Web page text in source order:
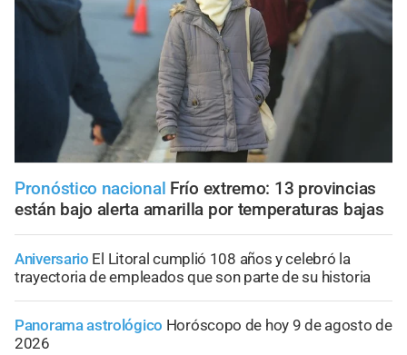
Pronóstico nacional Frío extremo: 13 provincias
están bajo alerta amarilla por temperaturas bajas
Aniversario El Litoral cumplió 108 años y celebró la
trayectoria de empleados que son parte de su historia
Panorama astrológico Horóscopo de hoy 9 de agosto de
2026